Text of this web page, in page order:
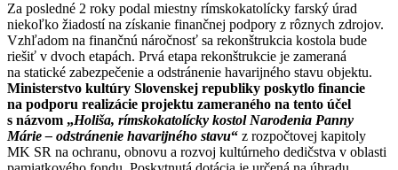
Za posledné 2 roky podal miestny rímskokatolícky farský úrad
niekoľko žiadostí na získanie finančnej podpory z rôznych zdrojov.
Vzhľadom na finančnú náročnosť sa rekonštrukcia kostola bude
riešiť v dvoch etapách. Prvá etapa rekonštrukcie je zameraná
na statické zabezpečenie a odstránenie havarijného stavu objektu.
Ministerstvo kultúry Slovenskej republiky poskytlo financie
na podporu realizácie projektu zameraného na tento účel
s názvom „Holiša, rímskokatolícky kostol Narodenia Panny
Márie – odstránenie havarijného stavu“ z rozpočtovej kapitoly
MK SR na ochranu, obnovu a rozvoj kultúrneho dedičstva v oblasti